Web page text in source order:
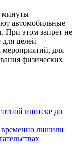
минуты
автомобильные
При этом запрет не
для целей
для
физических
ипотеке до
временно лишили